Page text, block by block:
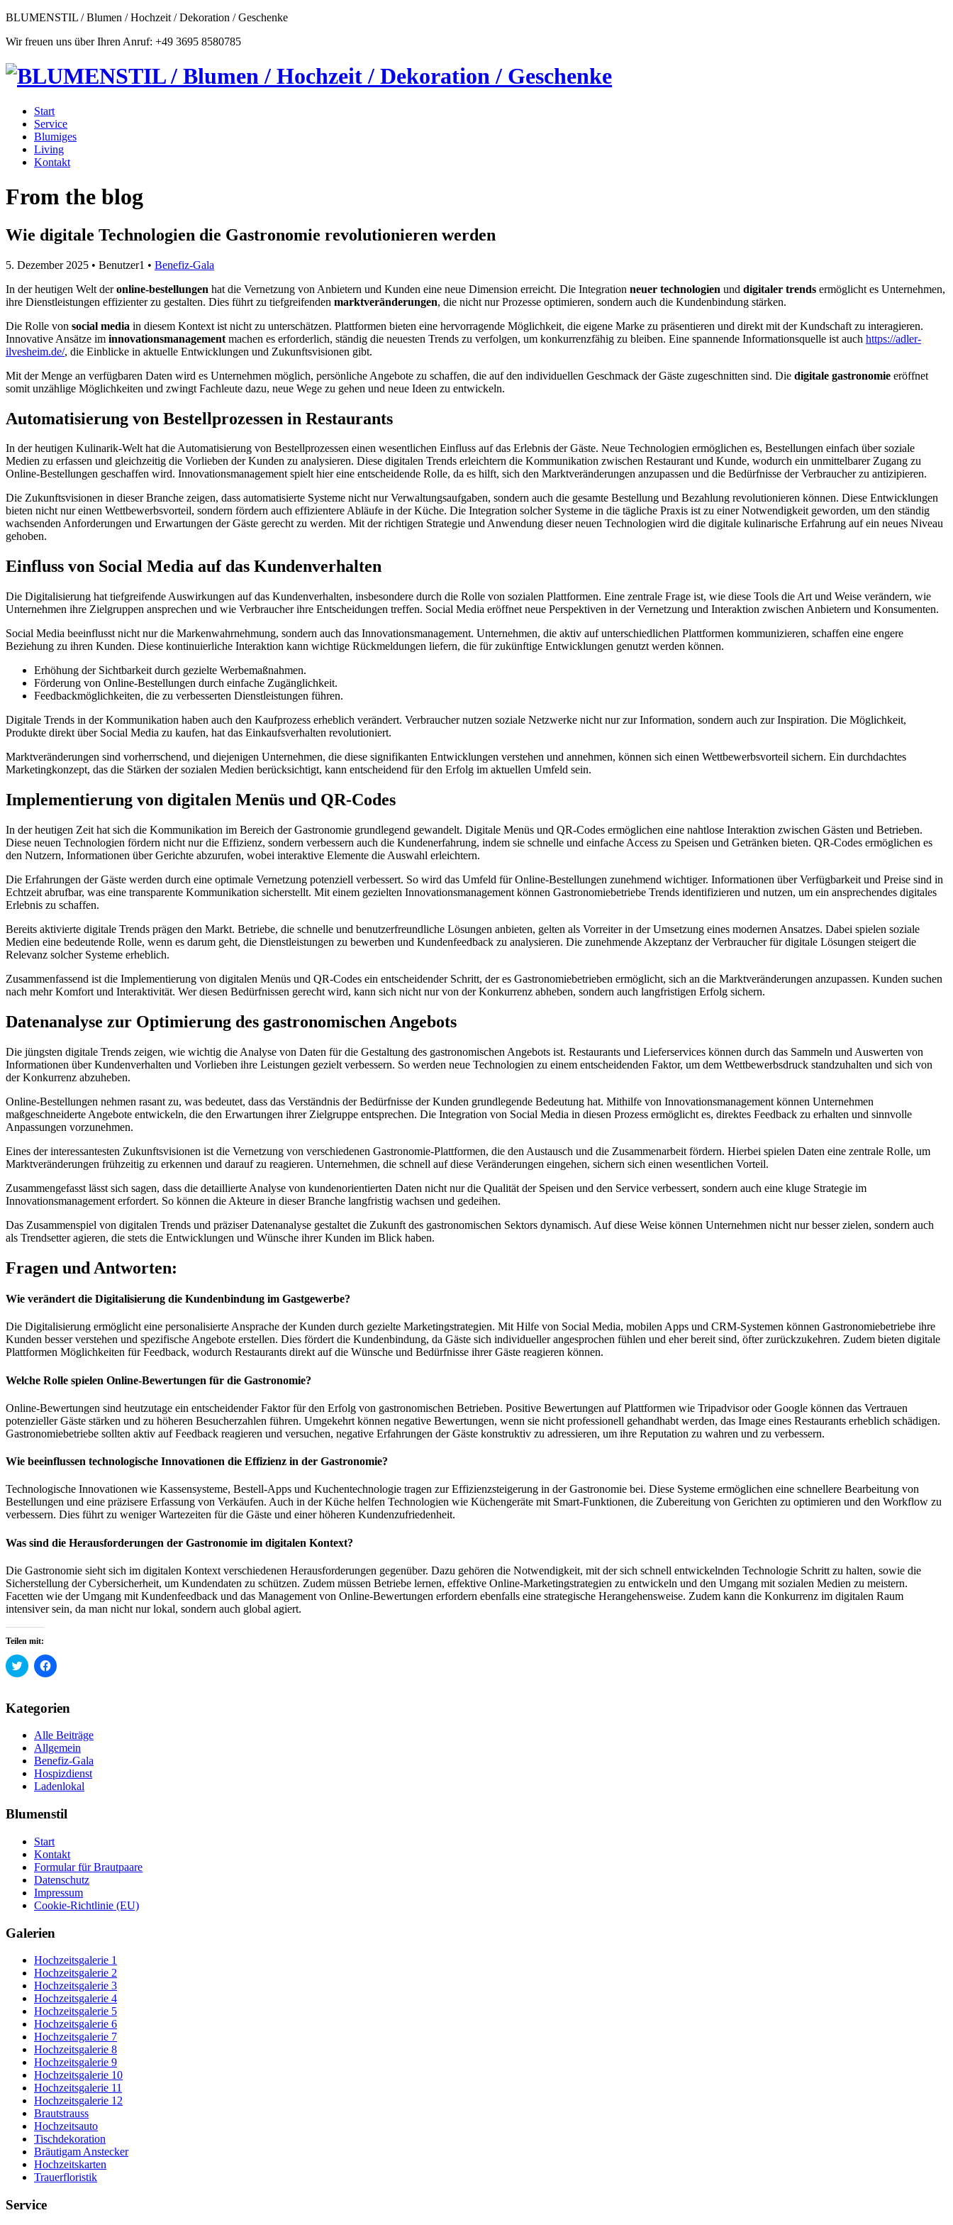
BLUMENSTIL / Blumen / Hochzeit / Dekoration / Geschenke
Wir freuen uns über Ihren Anruf: +49 3695 8580785
Start
Service
Blumiges
Living
Kontakt
From the blog
Wie digitale Technologien die Gastronomie revolutionieren werden
5. Dezember 2025 • Benutzer1 • Benefiz-Gala
In der heutigen Welt deronline-bestellungen hat die Vernetzung von Anbietern und Kunden eine neue Dimension erreicht. Die Integration neuer technologien und digitaler trends ermöglicht es Unternehmen,
ihre Dienstleistungen effizienter zu gestalten. Dies führt zu tiefgreifenden marktveränderungen, die nicht nur Prozesse optimieren, sondern auch die Kundenbindung stärken.
Die Rolle von social media in diesem Kontext ist nicht zu unterschätzen. Plattformen bieten eine hervorragende Möglichkeit, die eigene Marke zu präsentieren und direkt mit der Kundschaft zu interagieren.
Innovative Ansätze im innovationsmanagement machen es erforderlich, ständig die neuesten Trends zu verfolgen, um konkurrenzfähig zu bleiben. Eine spannende Informationsquelle ist auch https://adler-
ilvesheim.de/, die Einblicke in aktuelle Entwicklungen und Zukunftsvisionen gibt.
Mit der Menge an verfügbaren Daten wird es Unternehmen möglich, persönliche Angebote zu schaffen, die auf den individuellen Geschmack der Gäste zugeschnitten sind. Die digitale gastronomie eröffnet
somit unzählige Möglichkeiten und zwingt Fachleute dazu, neue Wege zu gehen und neue Ideen zu entwickeln.
Automatisierung von Bestellprozessen in Restaurants
In der heutigen Kulinarik-Welt hat die Automatisierung von Bestellprozessen einen wesentlichen Einfluss auf das Erlebnis der Gäste. Neue Technologien ermöglichen es, Bestellungen einfach über soziale
Medien zu erfassen und gleichzeitig die Vorlieben der Kunden zu analysieren. Diese digitalen Trends erleichtern die Kommunikation zwischen Restaurant und Kunde, wodurch ein unmittelbarer Zugang zu
Online-Bestellungen geschaffen wird. Innovationsmanagement spielt hier eine entscheidende Rolle, da es hilft, sich den Marktveränderungen anzupassen und die Bedürfnisse der Verbraucher zu antizipieren.
Die Zukunftsvisionen in dieser Branche zeigen, dass automatisierte Systeme nicht nur Verwaltungsaufgaben, sondern auch die gesamte Bestellung und Bezahlung revolutionieren können. Diese Entwicklungen
bieten nicht nur einen Wettbewerbsvorteil, sondern fördern auch effizientere Abläufe in der Küche. Die Integration solcher Systeme in die tägliche Praxis ist zu einer Notwendigkeit geworden, um den ständig
wachsenden Anforderungen und Erwartungen der Gäste gerecht zu werden. Mit der richtigen Strategie und Anwendung dieser neuen Technologien wird die digitale kulinarische Erfahrung auf ein neues Niveau
gehoben.
Einfluss von Social Media auf das Kundenverhalten
Die Digitalisierung hat tiefgreifende Auswirkungen auf das Kundenverhalten, insbesondere durch die Rolle von sozialen Plattformen. Eine zentrale Frage ist, wie diese Tools die Art und Weise verändern, wie
Unternehmen ihre Zielgruppen ansprechen und wie Verbraucher ihre Entscheidungen treffen. Social Media eröffnet neue Perspektiven in der Vernetzung und Interaktion zwischen Anbietern und Konsumenten.
Social Media beeinflusst nicht nur die Markenwahrnehmung, sondern auch das Innovationsmanagement. Unternehmen, die aktiv auf unterschiedlichen Plattformen kommunizieren, schaffen eine engere
Beziehung zu ihren Kunden. Diese kontinuierliche Interaktion kann wichtige Rückmeldungen liefern, die für zukünftige Entwicklungen genutzt werden können.
Erhöhung der Sichtbarkeit durch gezielte Werbemaßnahmen.
Förderung von Online-Bestellungen durch einfache Zugänglichkeit.
Feedbackmöglichkeiten, die zu verbesserten Dienstleistungen führen.
Digitale Trends in der Kommunikation haben auch den Kaufprozess erheblich verändert. Verbraucher nutzen soziale Netzwerke nicht nur zur Information, sondern auch zur Inspiration. Die Möglichkeit,
Produkte direkt über Social Media zu kaufen, hat das Einkaufsverhalten revolutioniert.
Marktveränderungen sind vorherrschend, und diejenigen Unternehmen, die diese signifikanten Entwicklungen verstehen und annehmen, können sich einen Wettbewerbsvorteil sichern. Ein durchdachtes
Marketingkonzept, das die Stärken der sozialen Medien berücksichtigt, kann entscheidend für den Erfolg im aktuellen Umfeld sein.
Implementierung von digitalen Menüs und QR-Codes
In der heutigen Zeit hat sich die Kommunikation im Bereich der Gastronomie grundlegend gewandelt. Digitale Menüs und QR-Codes ermöglichen eine nahtlose Interaktion zwischen Gästen und Betrieben.
Diese neuen Technologien fördern nicht nur die Effizienz, sondern verbessern auch die Kundenerfahrung, indem sie schnelle und einfache Access zu Speisen und Getränken bieten. QR-Codes ermöglichen es
den Nutzern, Informationen über Gerichte abzurufen, wobei interaktive Elemente die Auswahl erleichtern.
Die Erfahrungen der Gäste werden durch eine optimale Vernetzung potenziell verbessert. So wird das Umfeld für Online-Bestellungen zunehmend wichtiger. Informationen über Verfügbarkeit und Preise sind in
Echtzeit abrufbar, was eine transparente Kommunikation sicherstellt. Mit einem gezielten Innovationsmanagement können Gastronomiebetriebe Trends identifizieren und nutzen, um ein ansprechendes digitales
Erlebnis zu schaffen.
Bereits aktivierte digitale Trends prägen den Markt. Betriebe, die schnelle und benutzerfreundliche Lösungen anbieten, gelten als Vorreiter in der Umsetzung eines modernen Ansatzes. Dabei spielen soziale
Medien eine bedeutende Rolle, wenn es darum geht, die Dienstleistungen zu bewerben und Kundenfeedback zu analysieren. Die zunehmende Akzeptanz der Verbraucher für digitale Lösungen steigert die
Relevanz solcher Systeme erheblich.
Zusammenfassend ist die Implementierung von digitalen Menüs und QR-Codes ein entscheidender Schritt, der es Gastronomiebetrieben ermöglicht, sich an die Marktveränderungen anzupassen. Kunden suchen
nach mehr Komfort und Interaktivität. Wer diesen Bedürfnissen gerecht wird, kann sich nicht nur von der Konkurrenz abheben, sondern auch langfristigen Erfolg sichern.
Datenanalyse zur Optimierung des gastronomischen Angebots
Die jüngsten digitale Trends zeigen, wie wichtig die Analyse von Daten für die Gestaltung des gastronomischen Angebots ist. Restaurants und Lieferservices können durch das Sammeln und Auswerten von
Informationen über Kundenverhalten und Vorlieben ihre Leistungen gezielt verbessern. So werden neue Technologien zu einem entscheidenden Faktor, um dem Wettbewerbsdruck standzuhalten und sich von
der Konkurrenz abzuheben.
Online-Bestellungen nehmen rasant zu, was bedeutet, dass das Verständnis der Bedürfnisse der Kunden grundlegende Bedeutung hat. Mithilfe von Innovationsmanagement können Unternehmen
maßgeschneiderte Angebote entwickeln, die den Erwartungen ihrer Zielgruppe entsprechen. Die Integration von Social Media in diesen Prozess ermöglicht es, direktes Feedback zu erhalten und sinnvolle
Anpassungen vorzunehmen.
Eines der interessantesten Zukunftsvisionen ist die Vernetzung von verschiedenen Gastronomie-Plattformen, die den Austausch und die Zusammenarbeit fördern. Hierbei spielen Daten eine zentrale Rolle, um
Marktveränderungen frühzeitig zu erkennen und darauf zu reagieren. Unternehmen, die schnell auf diese Veränderungen eingehen, sichern sich einen wesentlichen Vorteil.
Zusammengefasst lässt sich sagen, dass die detaillierte Analyse von kundenorientierten Daten nicht nur die Qualität der Speisen und den Service verbessert, sondern auch eine kluge Strategie im
Innovationsmanagement erfordert. So können die Akteure in dieser Branche langfristig wachsen und gedeihen.
Das Zusammenspiel von digitalen Trends und präziser Datenanalyse gestaltet die Zukunft des gastronomischen Sektors dynamisch. Auf diese Weise können Unternehmen nicht nur besser zielen, sondern auch
als Trendsetter agieren, die stets die Entwicklungen und Wünsche ihrer Kunden im Blick haben.
Fragen und Antworten:
Wie verändert die Digitalisierung die Kundenbindung im Gastgewerbe?
Die Digitalisierung ermöglicht eine personalisierte Ansprache der Kunden durch gezielte Marketingstrategien. Mit Hilfe von Social Media, mobilen Apps und CRM-Systemen können Gastronomiebetriebe ihre
Kunden besser verstehen und spezifische Angebote erstellen. Dies fördert die Kundenbindung, da Gäste sich individueller angesprochen fühlen und eher bereit sind, öfter zurückzukehren. Zudem bieten digitale
Plattformen Möglichkeiten für Feedback, wodurch Restaurants direkt auf die Wünsche und Bedürfnisse ihrer Gäste reagieren können.
Welche Rolle spielen Online-Bewertungen für die Gastronomie?
Online-Bewertungen sind heutzutage ein entscheidender Faktor für den Erfolg von gastronomischen Betrieben. Positive Bewertungen auf Plattformen wie Tripadvisor oder Google können das Vertrauen
potenzieller Gäste stärken und zu höheren Besucherzahlen führen. Umgekehrt können negative Bewertungen, wenn sie nicht professionell gehandhabt werden, das Image eines Restaurants erheblich schädigen.
Gastronomiebetriebe sollten aktiv auf Feedback reagieren und versuchen, negative Erfahrungen der Gäste konstruktiv zu adressieren, um ihre Reputation zu wahren und zu verbessern.
Wie beeinflussen technologische Innovationen die Effizienz in der Gastronomie?
Technologische Innovationen wie Kassensysteme, Bestell-Apps und Kuchentechnologie tragen zur Effizienzsteigerung in der Gastronomie bei. Diese Systeme ermöglichen eine schnellere Bearbeitung von
Bestellungen und eine präzisere Erfassung von Verkäufen. Auch in der Küche helfen Technologien wie Küchengeräte mit Smart-Funktionen, die Zubereitung von Gerichten zu optimieren und den Workflow zu
verbessern. Dies führt zu weniger Wartezeiten für die Gäste und einer höheren Kundenzufriedenheit.
Was sind die Herausforderungen der Gastronomie im digitalen Kontext?
Die Gastronomie sieht sich im digitalen Kontext verschiedenen Herausforderungen gegenüber. Dazu gehören die Notwendigkeit, mit der sich schnell entwickelnden Technologie Schritt zu halten, sowie die
Sicherstellung der Cybersicherheit, um Kundendaten zu schützen. Zudem müssen Betriebe lernen, effektive Online-Marketingstrategien zu entwickeln und den Umgang mit sozialen Medien zu meistern.
Facetten wie der Umgang mit Kundenfeedback und das Management von Online-Bewertungen erfordern ebenfalls eine strategische Herangehensweise. Zudem kann die Konkurrenz im digitalen Raum
intensiver sein, da man nicht nur lokal, sondern auch global agiert.
Teilen mit:
Klick,
um
teilen
(Wird
neuem
Fenster
geöffnet)
Klick,
um
zu
teilen
in
neuem
Fenster
geöffnet)
Kategorien
Alle Beiträge
Allgemein
Benefiz-Gala
Hospizdienst
Ladenlokal
Blumenstil
Start
Kontakt
Formular für Brautpaare
Datenschutz
Impressum
Cookie-Richtlinie (EU)
Galerien
Hochzeitsgalerie 1
Hochzeitsgalerie 2
Hochzeitsgalerie 3
Hochzeitsgalerie 4
Hochzeitsgalerie 5
Hochzeitsgalerie 6
Hochzeitsgalerie 7
Hochzeitsgalerie 8
Hochzeitsgalerie 9
Hochzeitsgalerie 10
Hochzeitsgalerie 11
Hochzeitsgalerie 12
Brautstrauss
Hochzeitsauto
Tischdekoration
Bräutigam Anstecker
Hochzeitskarten
Trauerfloristik
Service